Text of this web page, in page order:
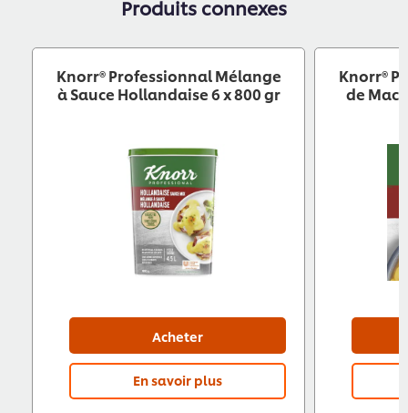
Produits connexes
Knorr® Professionnal Mélange
à Sauce Hollandaise 6 x 800 gr
Acheter
En savoir plus
Knorr®
de